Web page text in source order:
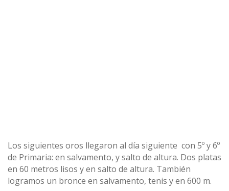
Los siguientes oros llegaron al día siguiente con 5º y 6º
de Primaria: en salvamento, y salto de altura. Dos platas
en 60 metros lisos y en salto de altura. También
logramos un bronce en salvamento, tenis y en 600 m.